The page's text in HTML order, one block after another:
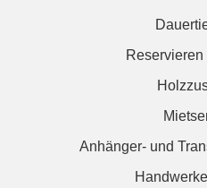
Anhänger- und